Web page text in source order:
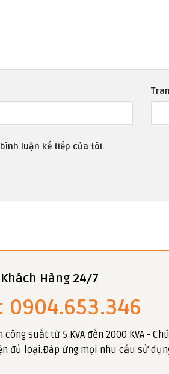
luận kế tiếp của tôi.
Hàng 24/7
0904.653.346
suất từ 5 KVA đến 2000 KVA -
đủ loại.Đáp ứng mọi nhu cầu sử